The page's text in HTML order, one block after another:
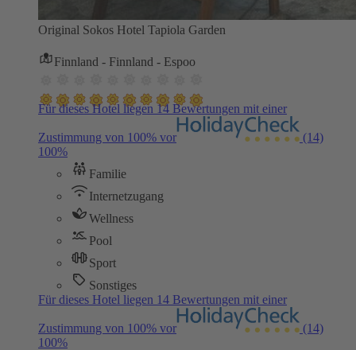
Original Sokos Hotel Tapiola Garden
Finnland - Finnland - Espoo
Für dieses Hotel liegen 14 Bewertungen mit einer
Zustimmung von 100% vor
(14)
100%
Familie
Internetzugang
Wellness
Pool
Sport
Sonstiges
Für dieses Hotel liegen 14 Bewertungen mit einer
Zustimmung von 100% vor
(14)
100%